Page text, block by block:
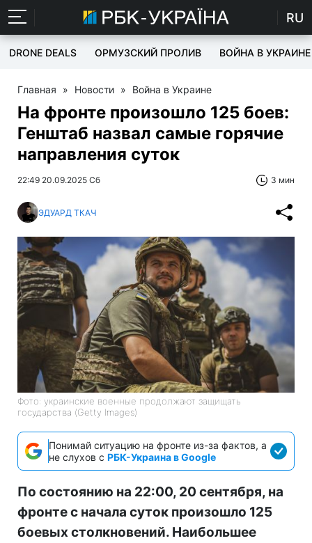
RU
DRONE DEALS ОРМУЗСКИЙ ПРОЛИВ ВОЙНА В УКРАИНЕ
Главная » Новости » Война в Украине
На фронте произошло 125 боев:
Генштаб назвал самые горячие
направления суток
22:49 20.09.2025 Сб 3 мин
ЭДУАРД ТКАЧ
Фото: украинские военные продолжают защищать
государства (Getty Images)
Понимай ситуацию на фронте из-за фактов, а
не слухов с РБК-Украина в Google
По состоянию на 22:00, 20 сентября, на
фронте с начала суток произошло 125
боевых столкновений. Наибольшее